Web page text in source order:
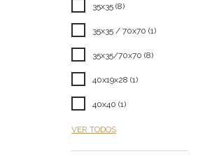
35x35 (8)
35x35 / 70x70 (1)
35x35/70x70 (8)
40x19x28 (1)
40x40 (1)
VER TODOS